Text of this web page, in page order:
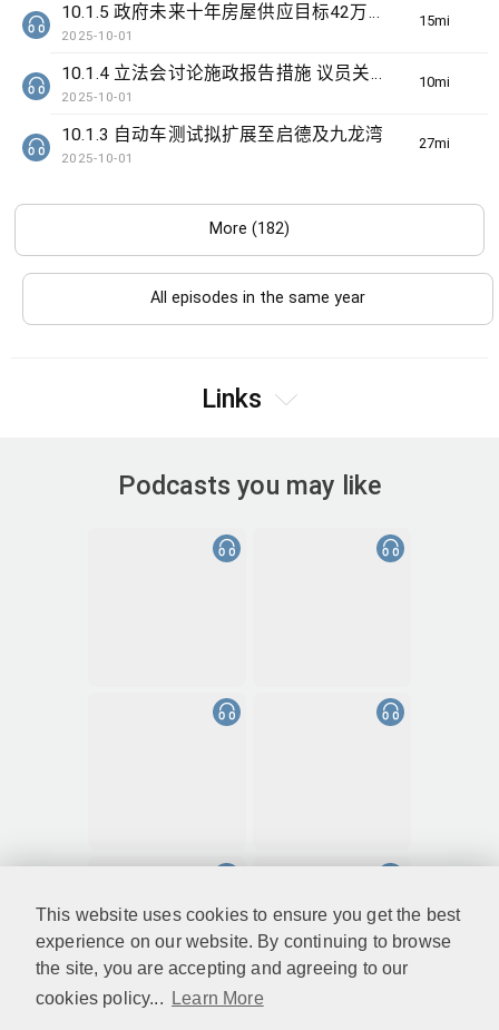
This website uses cookies to ensure you get the best
experience on our website. By continuing to browse
the site, you are accepting and agreeing to our
cookies policy...
Learn More
15min(s)
10.1.5 政府未来十年房屋供应目标42万个单位
2025-10-01
10min(s)
10.1.4 立法会讨论施政报告措施 议员关注识别高危家庭
2025-10-01
27min(s)
10.1.3 自动车测试拟扩展至启德及九龙湾
2025-10-01
More (182)
All episodes in the same year
Links
Podcasts you may like